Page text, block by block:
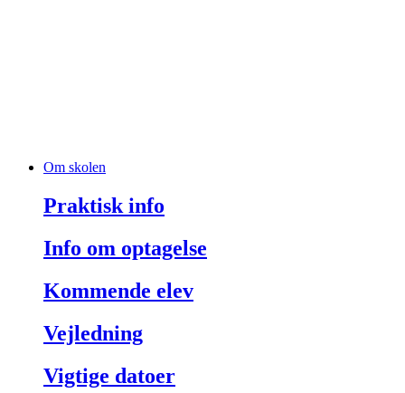
Om skolen
Praktisk info
Info om optagelse
Kommende elev
Vejledning
Vigtige datoer